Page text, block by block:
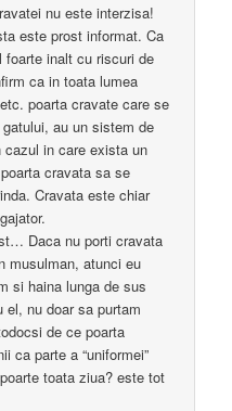
nu este interzisa!
este prost informat. Ca
foarte inalt cu riscuri de
ca in toata lumea
poarta cravate care se
au un sistem de
cazul in care exista un
cravata sa se
Cravata este chiar
Daca nu porti cravata
musulman, atunci eu
si haina lunga de sus
nu doar sa purtam
de ce poarta
ca parte a “uniformei”
toata ziua? este tot